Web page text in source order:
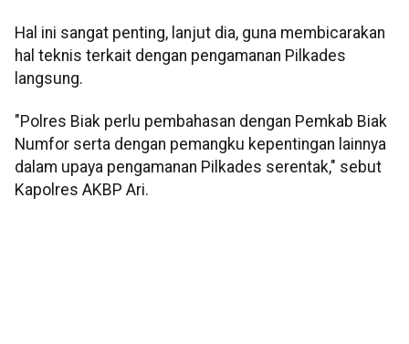
Hal ini sangat penting, lanjut dia, guna membicarakan
hal teknis terkait dengan pengamanan Pilkades
langsung.
"Polres Biak perlu pembahasan dengan Pemkab Biak
Numfor serta dengan pemangku kepentingan lainnya
dalam upaya pengamanan Pilkades serentak," sebut
Kapolres AKBP Ari.